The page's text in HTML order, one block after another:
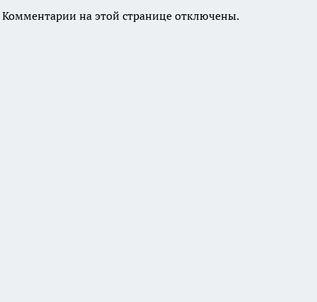
Комментарии на этой странице отключены.